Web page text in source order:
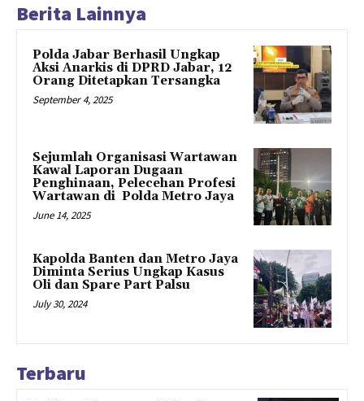
Berita Lainnya
Polda Jabar Berhasil Ungkap
Aksi Anarkis di DPRD Jabar, 12
Orang Ditetapkan Tersangka
September 4, 2025
Sejumlah Organisasi Wartawan
Kawal Laporan Dugaan
Penghinaan, Pelecehan Profesi
Wartawan di Polda Metro Jaya
June 14, 2025
Kapolda Banten dan Metro Jaya
Diminta Serius Ungkap Kasus
Oli dan Spare Part Palsu
July 30, 2024
Terbaru